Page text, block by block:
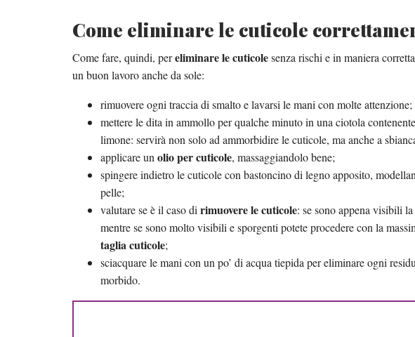
Come eliminare le cuticole
Come fare, quindi, pereliminare le cuticolesenza rischi e in maniera
un buon lavoro anche da sole:
rimuovere ogni traccia di smalto e lavarsi le mani con molte attenzione;
mettere le dita in ammollo per qualche minuto in una ciotola
limone: servirà non solo ad ammorbidire le cuticole, ma anche a
applicare unolio per cuticole, massaggiandolo bene;
spingere indietro le cuticole con bastoncino di legno apposito,
pelle;
valutare se è il caso dirimuovere le cuticole: se sono appena visibili
mentre se sono molto visibili e sporgenti potete procedere con la
taglia cuticole;
sciacquare le mani con un po’ di acqua tiepida per eliminare ogni
morbido.